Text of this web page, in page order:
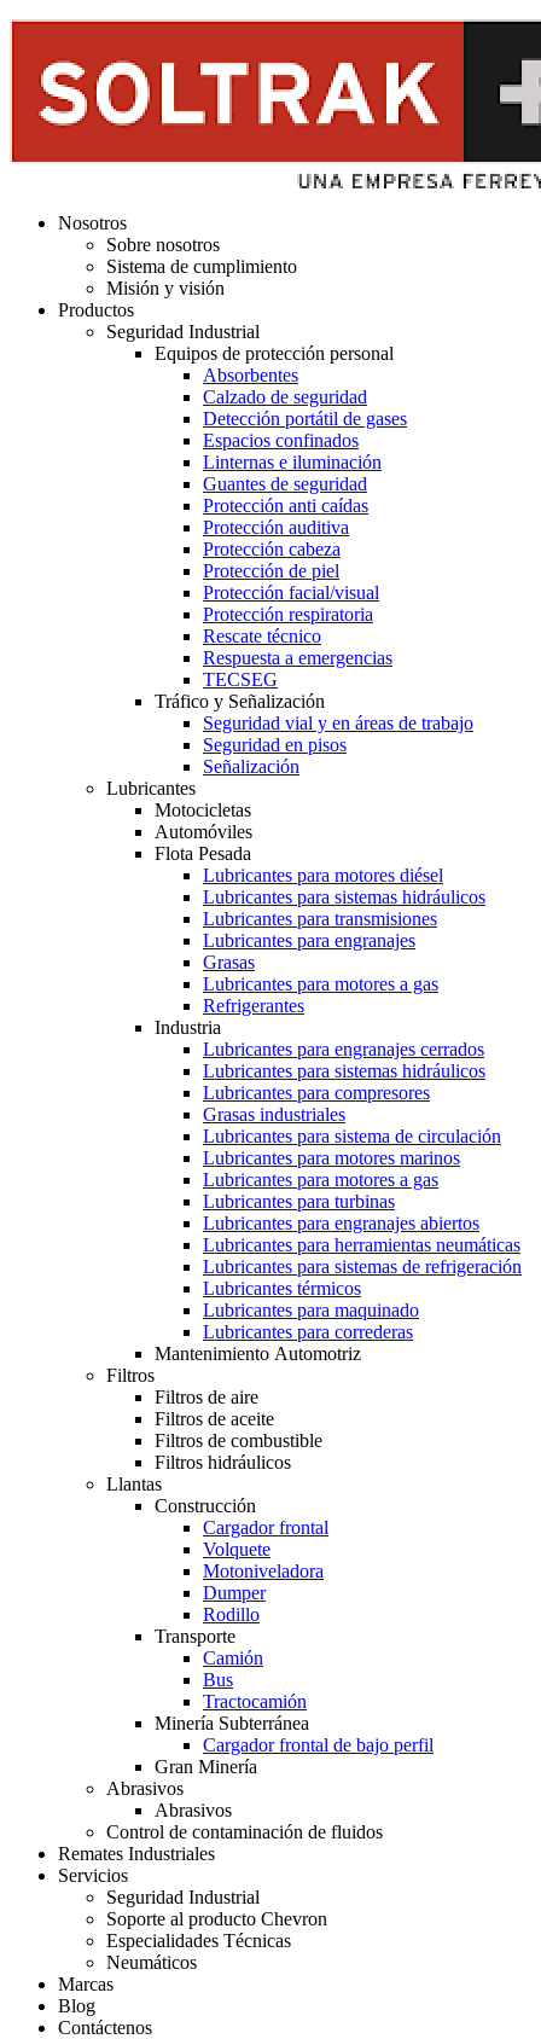
Nosotros
Sobre nosotros
Sistema de cumplimiento
Misión y visión
Productos
Seguridad Industrial
Equipos de protección personal
Absorbentes
Calzado de seguridad
Detección portátil de gases
Espacios confinados
Linternas e iluminación
Guantes de seguridad
Protección anti caídas
Protección auditiva
Protección cabeza
Protección de piel
Protección facial/visual
Protección respiratoria
Rescate técnico
Respuesta a emergencias
TECSEG
Tráfico y Señalización
Seguridad vial y en áreas de trabajo
Seguridad en pisos
Señalización
Lubricantes
Motocicletas
Automóviles
Flota Pesada
Lubricantes para motores diésel
Lubricantes para sistemas hidráulicos
Lubricantes para transmisiones
Lubricantes para engranajes
Grasas
Lubricantes para motores a gas
Refrigerantes
Industria
Lubricantes para engranajes cerrados
Lubricantes para sistemas hidráulicos
Lubricantes para compresores
Grasas industriales
Lubricantes para sistema de circulación
Lubricantes para motores marinos
Lubricantes para motores a gas
Lubricantes para turbinas
Lubricantes para engranajes abiertos
Lubricantes para herramientas neumáticas
Lubricantes para sistemas de refrigeración
Lubricantes térmicos
Lubricantes para maquinado
Lubricantes para correderas
Mantenimiento Automotriz
Filtros
Filtros de aire
Filtros de aceite
Filtros de combustible
Filtros hidráulicos
Llantas
Construcción
Cargador frontal
Volquete
Motoniveladora
Dumper
Rodillo
Transporte
Camión
Bus
Tractocamión
Minería Subterránea
Cargador frontal de bajo perfil
Gran Minería
Abrasivos
Abrasivos
Control de contaminación de fluidos
Remates Industriales
Servicios
Seguridad Industrial
Soporte al producto Chevron
Especialidades Técnicas
Neumáticos
Marcas
Blog
Contáctenos